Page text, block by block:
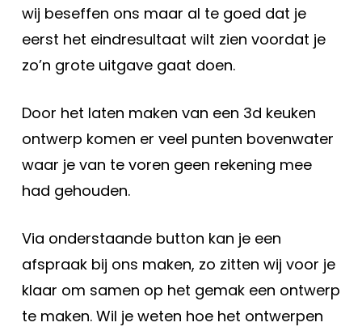
wij beseffen ons maar al te goed dat je
eerst het eindresultaat wilt zien voordat je
zo’n grote uitgave gaat doen.
Door het laten maken van een 3d keuken
ontwerp komen er veel punten bovenwater
waar je van te voren geen rekening mee
had gehouden.
Via onderstaande button kan je een
afspraak bij ons maken, zo zitten wij voor je
klaar om samen op het gemak een ontwerp
te maken. Wil je weten hoe het ontwerpen